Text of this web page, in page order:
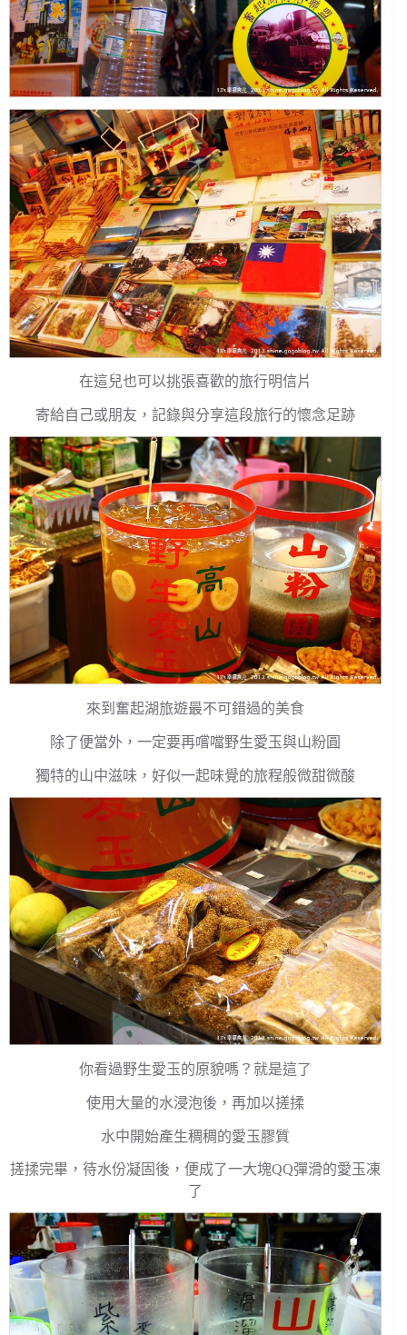
在這兒也可以挑張喜歡的旅行明信片
寄給自己或朋友，記錄與分享這段旅行的懷念足跡
來到奮起湖旅遊最不可錯過的美食
除了便當外，一定要再嚐噹野生愛玉與山粉圓
獨特的山中滋味，好似一起味覺的旅程般微甜微酸
你看過野生愛玉的原貌嗎？就是這了
使用大量的水浸泡後，再加以搓揉
水中開始產生稠稠的愛玉膠質
搓揉完畢，待水份凝固後，便成了一大塊QQ彈滑的愛玉凍
了